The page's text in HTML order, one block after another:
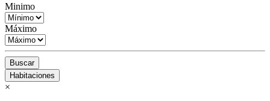
Minimo
Máximo
Buscar
Habitaciones
×